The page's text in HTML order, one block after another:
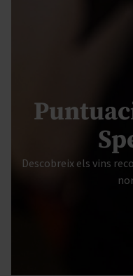
Descobreix els vins